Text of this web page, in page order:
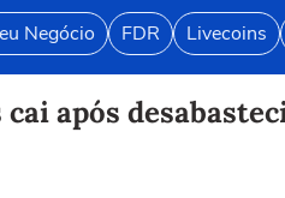
Negócio FDR Livecoins
após